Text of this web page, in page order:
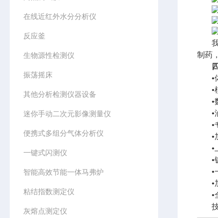
在线近红外水分分析仪
反应釜
生物源性检测仪
振荡摇床
其他分析检测仪器设备
迷你手动二次元影像测量仪
便携式多组分气体分析仪
一键式闪测仪
智能高效节能一体马弗炉
粘结指数测定仪
灰熔点测定仪
制药
•
•
•
•
•
•
•
•
•
•
•